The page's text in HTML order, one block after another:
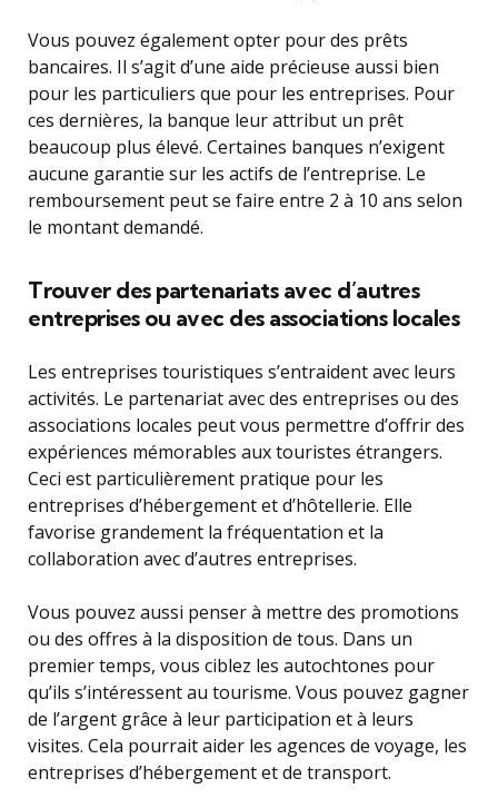
Vous pouvez également opter pour des prêts
bancaires. Il s’agit d’une aide précieuse aussi bien
pour les particuliers que pour les entreprises. Pour
ces dernières, la banque leur attribut un prêt
beaucoup plus élevé. Certaines banques n’exigent
aucune garantie sur les actifs de l’entreprise. Le
remboursement peut se faire entre 2 à 10 ans selon
le montant demandé.
Trouver des partenariats avec d’autres
entreprises ou avec des associations locales
Les entreprises touristiques s’entraident avec leurs
activités. Le partenariat avec des entreprises ou des
associations locales peut vous permettre d’offrir des
expériences mémorables aux touristes étrangers.
Ceci est particulièrement pratique pour les
entreprises d’hébergement et d’hôtellerie. Elle
favorise grandement la fréquentation et la
collaboration avec d’autres entreprises.
Vous pouvez aussi penser à mettre des promotions
ou des offres à la disposition de tous. Dans un
premier temps, vous ciblez les autochtones pour
qu’ils s’intéressent au tourisme. Vous pouvez gagner
de l’argent grâce à leur participation et à leurs
visites. Cela pourrait aider les agences de voyage, les
entreprises d’hébergement et de transport.